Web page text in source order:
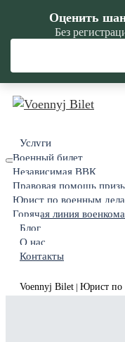
Услуги
Военный билет
Независимая ВВК
Правовая помощь
Юрист по военным
Горячая линия
Блог
О нас
Контакты
Voennyj Bilet Юрист по
Оценить
Без